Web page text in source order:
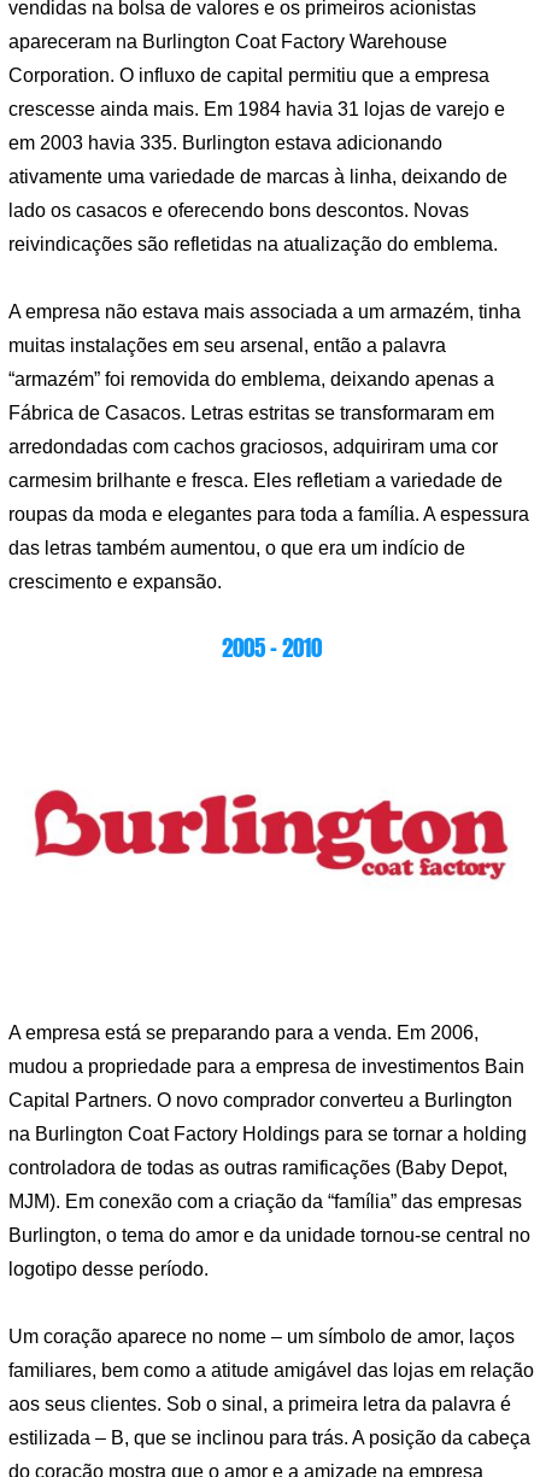
vendidas na bolsa de valores e os primeiros acionistas
apareceram na Burlington Coat Factory Warehouse
Corporation. O influxo de capital permitiu que a empresa
crescesse ainda mais. Em 1984 havia 31 lojas de varejo e
em 2003 havia 335. Burlington estava adicionando
ativamente uma variedade de marcas à linha, deixando de
lado os casacos e oferecendo bons descontos. Novas
reivindicações são refletidas na atualização do emblema.
A empresa não estava mais associada a um armazém, tinha
muitas instalações em seu arsenal, então a palavra
“armazém” foi removida do emblema, deixando apenas a
Fábrica de Casacos. Letras estritas se transformaram em
arredondadas com cachos graciosos, adquiriram uma cor
carmesim brilhante e fresca. Eles refletiam a variedade de
roupas da moda e elegantes para toda a família. A espessura
das letras também aumentou, o que era um indício de
crescimento e expansão.
2005 – 2010
A empresa está se preparando para a venda. Em 2006,
mudou a propriedade para a empresa de investimentos Bain
Capital Partners. O novo comprador converteu a Burlington
na Burlington Coat Factory Holdings para se tornar a holding
controladora de todas as outras ramificações (Baby Depot,
MJM). Em conexão com a criação da “família” das empresas
Burlington, o tema do amor e da unidade tornou-se central no
logotipo desse período.
Um coração aparece no nome – um símbolo de amor, laços
familiares, bem como a atitude amigável das lojas em relação
aos seus clientes. Sob o sinal, a primeira letra da palavra é
estilizada – B, que se inclinou para trás. A posição da cabeça
do coração mostra que o amor e a amizade na empresa